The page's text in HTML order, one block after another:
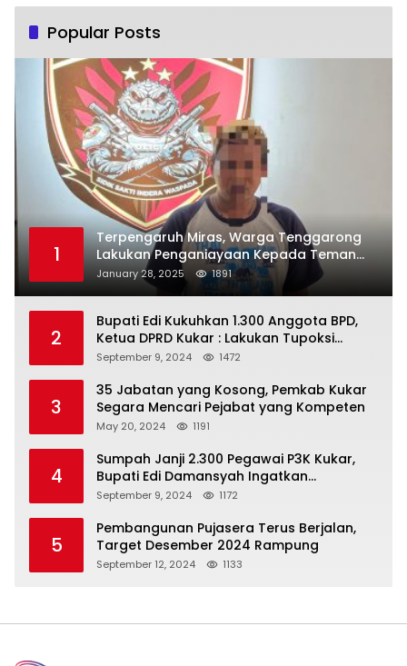
Popular Posts
1
Terpengaruh Miras, Warga Tenggarong
Lakukan Penganiayaan Kepada Teman
Sendiri
January 28, 2025 1891
2
Bupati Edi Kukuhkan 1.300 Anggota BPD,
Ketua DPRD Kukar : Lakukan Tupoksi
Dengan Baik Untuk Wujudkan
September 9, 2024 1472
3
35 Jabatan yang Kosong, Pemkab Kukar
Segara Mencari Pejabat yang Kompeten
May 20, 2024 1191
4
Sumpah Janji 2.300 Pegawai P3K Kukar,
Bupati Edi Damansyah Ingatkan
Tanggung Jawab Baru
September 9, 2024 1172
5
Pembangunan Pujasera Terus Berjalan,
Target Desember 2024 Rampung
September 12, 2024 1133